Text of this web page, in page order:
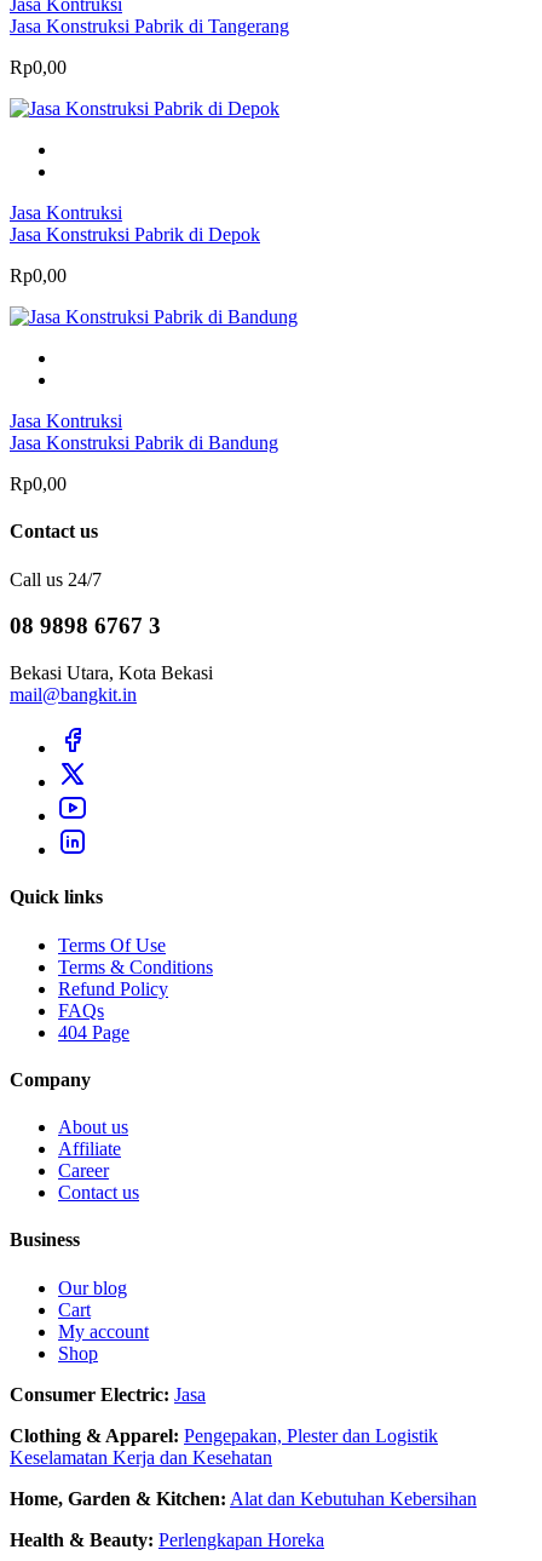
Jasa Kontruksi
Jasa Konstruksi Pabrik di Tangerang
Rp0,00
Jasa Kontruksi
Jasa Konstruksi Pabrik di Depok
Rp0,00
Jasa Kontruksi
Jasa Konstruksi Pabrik di Bandung
Rp0,00
Contact us
Call us 24/7
08 9898 6767 3
Bekasi Utara, Kota Bekasi
mail@bangkit.in
Quick links
Terms Of Use
Terms & Conditions
Refund Policy
FAQs
404 Page
Company
About us
Affiliate
Career
Contact us
Business
Our blog
Cart
My account
Shop
Consumer Electric: Jasa
Clothing & Apparel: Pengepakan, Plester dan Logistik
Keselamatan Kerja dan Kesehatan
Home, Garden & Kitchen: Alat dan Kebutuhan Kebersihan
Health & Beauty: Perlengkapan Horeka